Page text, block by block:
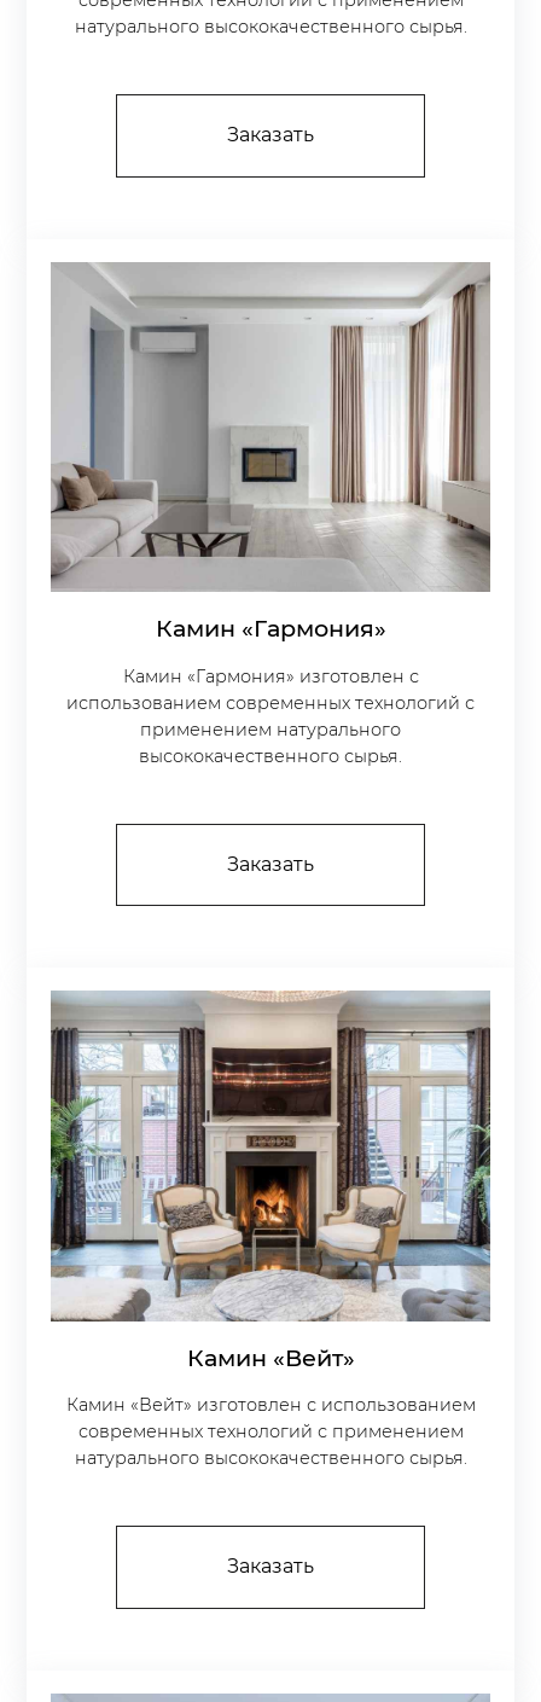
натурального высококачественного сырья.
Заказать
Камин «Гармония»
Камин «Гармония» изготовлен с
использованием современных технологий с
применением натурального
высококачественного сырья.
Заказать
Камин «Вейт»
Камин «Вейт» изготовлен с использованием
современных технологий с применением
натурального высококачественного сырья.
Заказать